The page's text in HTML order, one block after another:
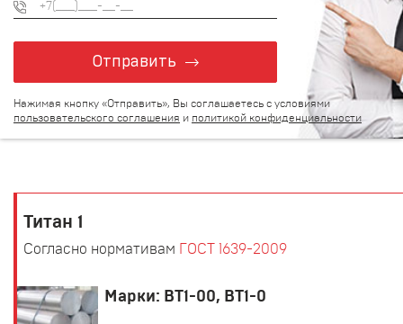
Отправить
Нажимая кнопку «Отправить», Вы соглашаетесь с условиями
пользовательского соглашения и политикой конфиденциальности
Титан 1
Согласно нормативам ГОСТ 1639-2009
Марки: ВТ1-00, ВТ1-0